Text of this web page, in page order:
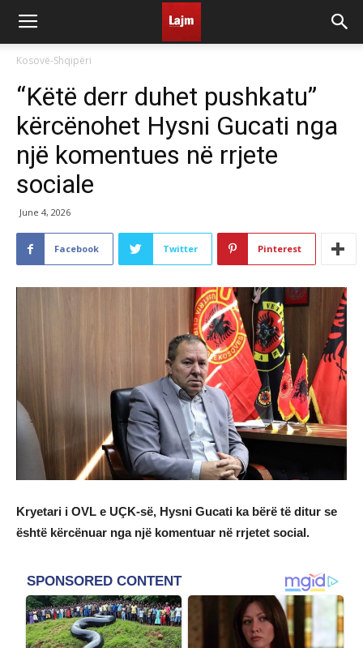
Kosovë-Shqipëri
“Këtë derr duhet pushkatu”
kërcënohet Hysni Gucati nga
një komentues në rrjete
sociale
June 4, 2026
Facebook Twitter Pinterest
Kryetari i OVL e UÇK-së, Hysni Gucati ka bërë të ditur se
është kërcënuar nga një komentuar në rrjetet social.